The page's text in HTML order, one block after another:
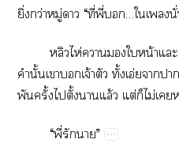
ิ่​ว่​ู่​​“​ี่​ี่​
​ไห่​​​​น้
​ั้​​​จ้​​ั้​อ่
​ั้​​ั้​​ล้​ต่​​ไม่​
“​ี่​​”